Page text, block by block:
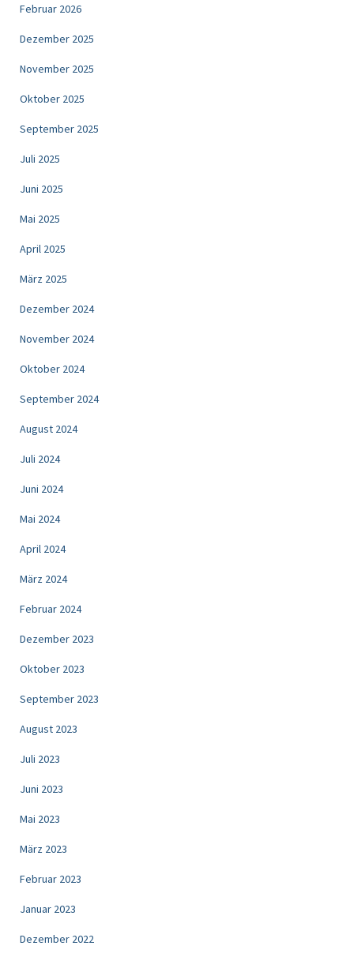
Februar 2026
Dezember 2025
November 2025
Oktober 2025
September 2025
Juli 2025
Juni 2025
Mai 2025
April 2025
März 2025
Dezember 2024
November 2024
Oktober 2024
September 2024
August 2024
Juli 2024
Juni 2024
Mai 2024
April 2024
März 2024
Februar 2024
Dezember 2023
Oktober 2023
September 2023
August 2023
Juli 2023
Juni 2023
Mai 2023
März 2023
Februar 2023
Januar 2023
Dezember 2022